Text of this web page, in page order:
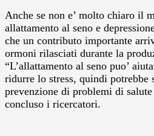
Anche se non e’ molto chiaro il
allattamento al seno e
che un contributo importante
ormoni rilasciati durante la
“L’allattamento al seno puo’
ridurre lo stress, quindi potrebbe
prevenzione di problemi di
concluso i ricercatori.